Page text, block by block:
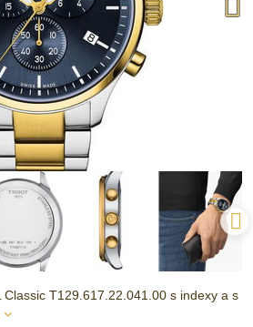
Classic T129.617.22.041.00 s indexy a s